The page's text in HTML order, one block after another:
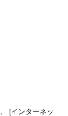
[インターネッ